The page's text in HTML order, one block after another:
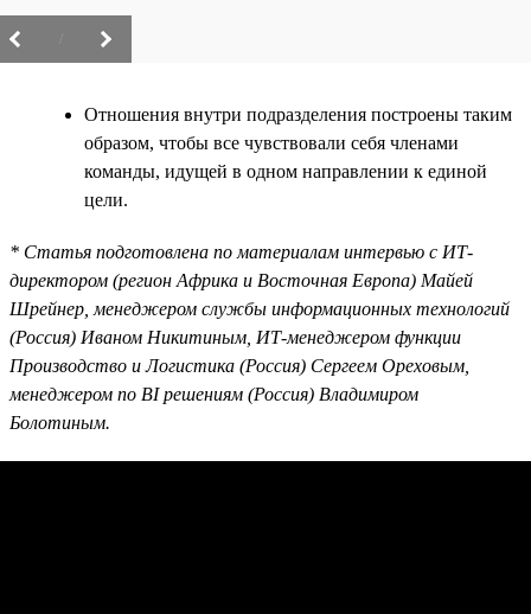
Отношения внутри подразделения построены таким
образом, чтобы все чувствовали себя членами
команды, идущей в одном направлении к единой
цели.
* Статья подготовлена по материалам интервью с ИТ-
директором (регион Африка и Восточная Европа) Майей
Шрейнер, менеджером службы информационных технологий
(Россия) Иваном Никитиным, ИТ-менеджером функции
Производство и Логистика (Россия) Сергеем Ореховым,
менеджером по BI решениям (Россия) Владимиром
Болотиным.